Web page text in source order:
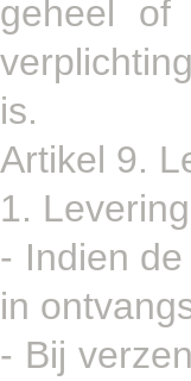
geheel of
is.
Artikel 9.
1.
- Indien
in
- Bij